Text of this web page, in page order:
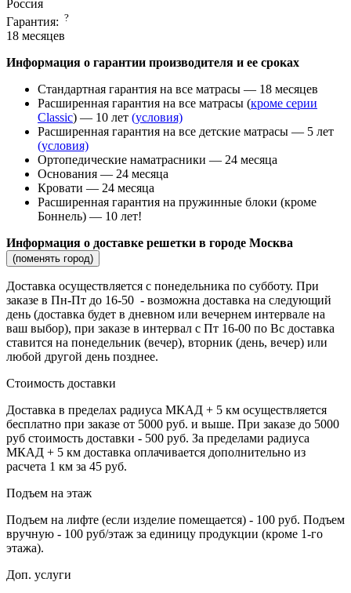
Россия
Гарантия: ?
18 месяцев
Информация о гарантии производителя и ее сроках
Стандартная гарантия на все матрасы — 18 месяцев
Расширенная гарантия на все матрасы (кроме серии
Classic) — 10 лет (условия)
Расширенная гарантия на все детские матрасы — 5 лет
(условия)
Ортопедические наматрасники — 24 месяца
Основания — 24 месяца
Кровати — 24 месяца
Расширенная гарантия на пружинные блоки (кроме
Боннель) — 10 лет!
Информация о доставке решетки в городе Москва
(поменять город)
Доставка осуществляется c понедельника по субботу. При
заказе в Пн-Пт до 16-50 - возможна доставка на следующий
день (доставка будет в дневном или вечернем интервале на
ваш выбор), при заказе в интервал с Пт 16-00 по Вс доставка
ставится на понедельник (вечер), вторник (день, вечер) или
любой другой день позднее.
Стоимость доставки
Доставка в пределах радиуса МКАД + 5 км осуществляется
бесплатно при заказе от 5000 руб. и выше. При заказе до 5000
руб стоимость доставки - 500 руб. За пределами радиуса
МКАД + 5 км доставка оплачивается дополнительно из
расчета 1 км за 45 руб.
Подъем на этаж
Подъем на лифте (если изделие помещается) - 100 руб. Подъем
вручную - 100 руб/этаж за единицу продукции (кроме 1-го
этажа).
Доп. услуги